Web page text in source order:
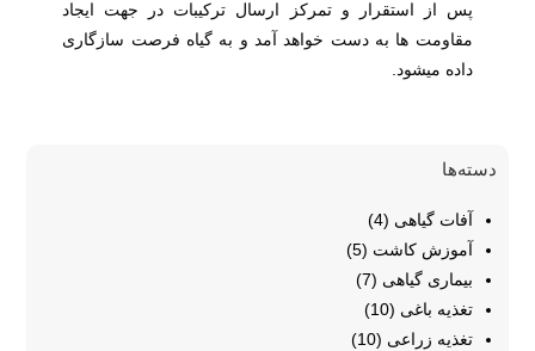
پس از استقرار و تمرکز ارسال ترکیبات در جهت ایجاد
مقاومت ها به دست خواهد آمد و به گیاه فرصت سازگاری
داده میشود.
دسته‌ها
آفات گیاهی (4)
آموزش کاشت (5)
بیماری گیاهی (7)
تغذیه باغی (10)
تغذیه زراعی (10)